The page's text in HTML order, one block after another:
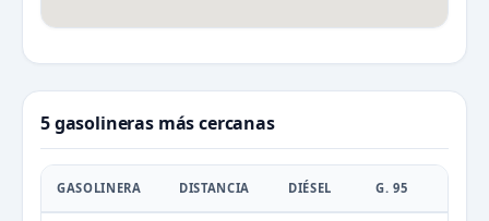
5 gasolineras más cercanas
GASOLINERA DISTANCIA DIÉSEL G. 95